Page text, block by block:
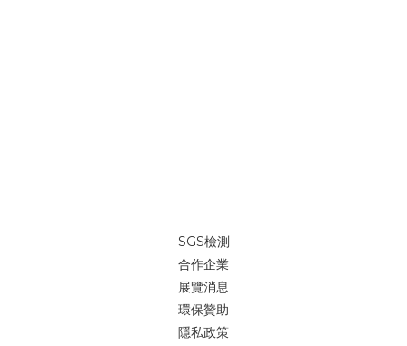
SGS檢測
合作企業
展覽消息
環保贊助
隱私政策